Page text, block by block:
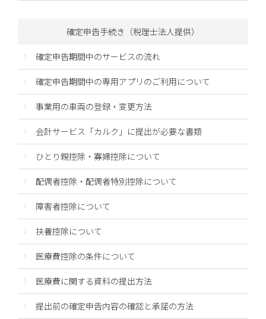
確定申告手続き（税理士法人提供）
確定申告期間中のサービスの流れ
確定申告期間中の専用アプリのご利用について
事業用の車両の登録・変更方法
会計サービス「カルク」に提出が必要な書類
ひとり親控除・寡婦控除について
配偶者控除・配偶者特別控除について
障害者控除について
扶養控除について
医療費控除の条件について
医療費に関する資料の提出方法
提出前の確定申告内容の確認と承諾の方法